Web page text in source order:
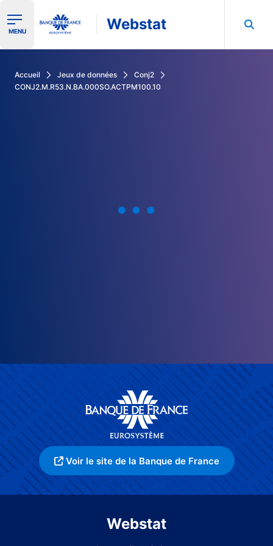
Ouvrir le menu de navigation
MENU Webstat
Accueil Jeux de données
Conj2
CONJ2.M.R53.N.BA.000SO.ACTPM100.10
Voir le site de la Banque de France
Webstat